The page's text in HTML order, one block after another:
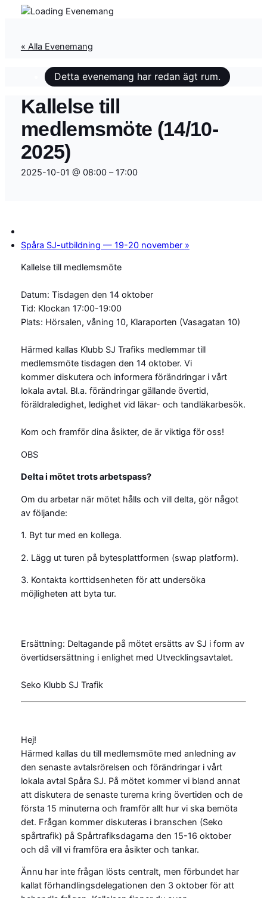
« Alla Evenemang
Detta evenemang har redan ägt rum.
Kallelse till
medlemsmöte (14/10-
2025)
2025-10-01 @ 08:00–17:00
Spåra SJ-utbildning — 19-20 november »
Kallelse till medlemsmöte
Datum: Tisdagen den 14 oktober
Tid: Klockan 17:00-19:00
Plats: Hörsalen, våning 10, Klaraporten (Vasagatan 10)
Härmed kallas Klubb SJ Trafiks medlemmar till
medlemsmöte tisdagen den 14 oktober. Vi
kommer diskutera och informera förändringar i vårt
lokala avtal. Bl.a. förändringar gällande övertid,
föräldraledighet, ledighet vid läkar- och tandläkarbesök.
Kom och framför dina åsikter, de är viktiga för oss!
OBS
Delta i mötet trots arbetspass?
Om du arbetar när mötet hålls och vill delta, gör något
av följande:
1. Byt tur med en kollega.
2. Lägg ut turen på bytesplattformen (swap platform).
3. Kontakta korttidsenheten för att undersöka
möjligheten att byta tur.
Ersättning: Deltagande på mötet ersätts av SJ i form av
övertidsersättning i enlighet med Utvecklingsavtalet.
Seko Klubb SJ Trafik
Hej!
Härmed kallas du till medlemsmöte med anledning av
den senaste avtalsrörelsen och förändringar i vårt
lokala avtal Spåra SJ. På mötet kommer vi bland annat
att diskutera de senaste turerna kring övertiden och de
första 15 minuterna och framför allt hur vi ska bemöta
det. Frågan kommer diskuteras i branschen (Seko
spårtrafik) på Spårtrafiksdagarna den 15-16 oktober
och då vill vi framföra era åsikter och tankar.
Ännu har inte frågan lösts centralt, men förbundet har
kallat förhandlingsdelegationen den 3 oktober för att